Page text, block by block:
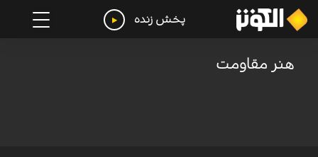
پخش زنده
هنر مقاومت